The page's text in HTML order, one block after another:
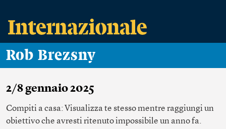
Rob Brezsny
2/8 gennaio 2025
Compiti a casa: Visualizza te stesso mentre raggiungi un
obiettivo che avresti ritenuto impossibile un anno fa.